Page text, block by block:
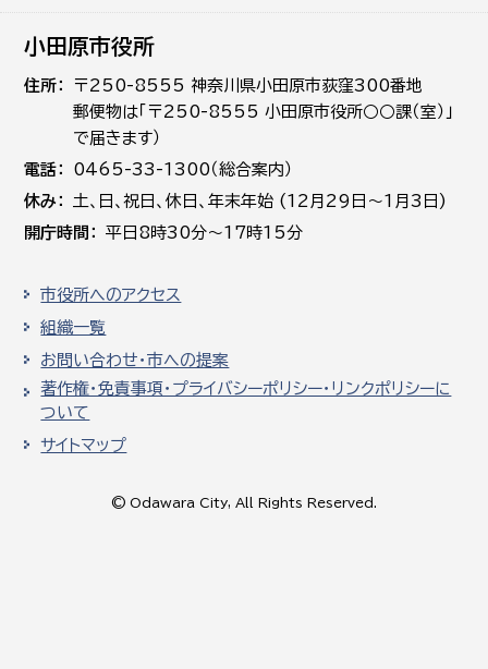
小田原市役所
住所
〒250-8555 神奈川県小田原市荻窪300番地
郵便物は「〒250-8555 小田原市役所○○課（室）」
で届きます）
電話
0465-33-1300（総合案内）
休み
土､日､祝日、休日、年末年始 (12月29日～1月3日)
開庁時間
平日8時30分～17時15分
市役所へのアクセス
組織一覧
お問い合わせ・市への提案
著作権・免責事項・プライバシーポリシー・リンクポリシーに
ついて
サイトマップ
© Odawara City, All Rights Reserved.